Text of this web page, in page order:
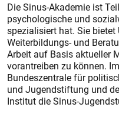
Die Sinus-Akademie ist
psychologische und
spezialisiert hat. Sie bietet
Weiterbildungs- und
Arbeit auf Basis aktueller
vorantreiben zu können.
Bundeszentrale für
und Jugendstiftung und
Institut die Sinus-